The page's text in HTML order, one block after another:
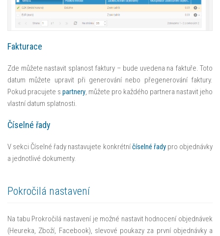
Fakturace
Zde můžete nastavit splanost faktury – bude uvedena na faktuře. Toto
datum můžete upravit při generování nebo přegenerování faktury.
Pokud pracujete s partnery, můžete pro každého partnera nastavit jeho
vlastní datum splatnosti.
Číselné řady
V sekci Číselné řady nastavujete konkrétníčíselné řadypro objednávky
a jednotlivé dokumenty.
Pokročilá nastavení
Na tabu Prokročilá nastavení je možné nastavit hodnocení objednávek
(Heureka, Zboží, Facebook), slevové poukazy za první objednávky a